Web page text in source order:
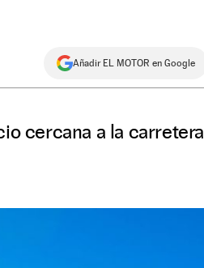
Añadir EL MOTOR en Google
cercana a la carretera